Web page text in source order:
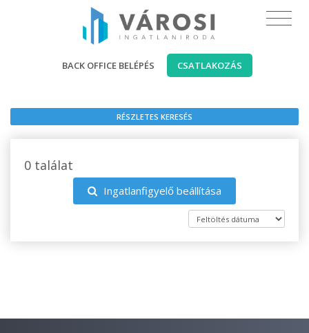
BACK OFFICE BELÉPÉS CSATLAKOZÁS
RÉSZLETES KERESÉS
0 találat
Ingatlanfigyelő beállítása